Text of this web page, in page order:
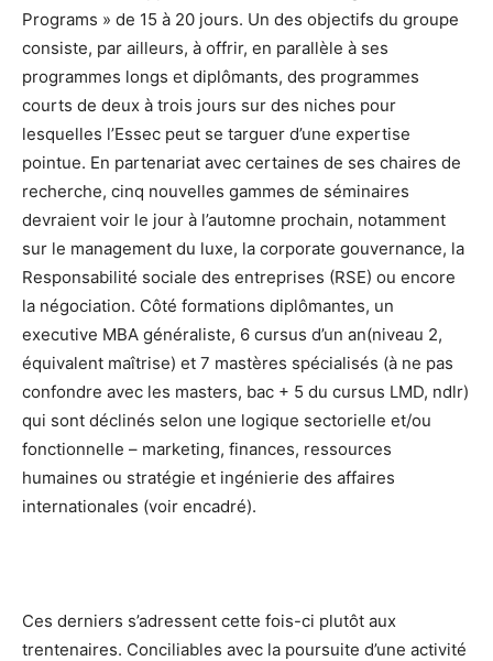
Programs » de 15 à 20 jours. Un des objectifs du groupe
consiste, par ailleurs, à offrir, en parallèle à ses
programmes longs et diplômants, des programmes
courts de deux à trois jours sur des niches pour
lesquelles l’Essec peut se targuer d’une expertise
pointue. En partenariat avec certaines de ses chaires de
recherche, cinq nouvelles gammes de séminaires
devraient voir le jour à l’automne prochain, notamment
sur le management du luxe, la corporate gouvernance, la
Responsabilité sociale des entreprises (RSE) ou encore
la négociation. Côté formations diplômantes, un
executive MBA généraliste, 6 cursus d’un an(niveau 2,
équivalent maîtrise) et 7 mastères spécialisés (à ne pas
confondre avec les masters, bac + 5 du cursus LMD, ndlr)
qui sont déclinés selon une logique sectorielle et/ou
fonctionnelle – marketing, finances, ressources
humaines ou stratégie et ingénierie des affaires
internationales (voir encadré).
Ces derniers s’adressent cette fois-ci plutôt aux
trentenaires. Conciliables avec la poursuite d’une activité